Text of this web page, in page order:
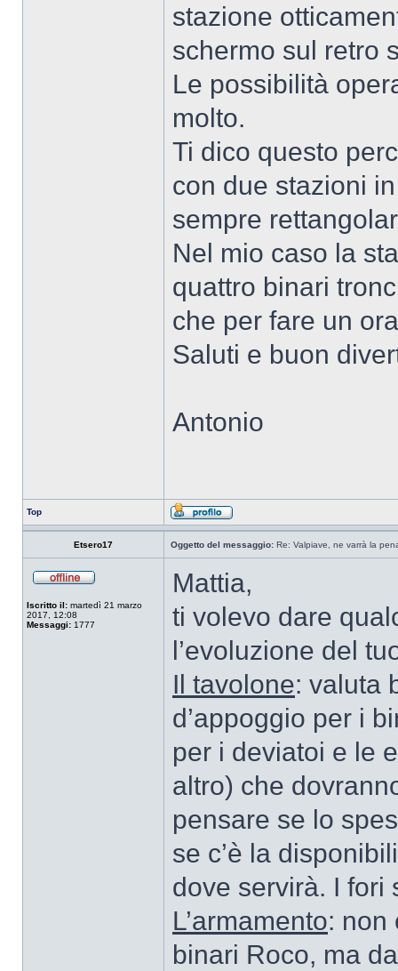
stazione
schermo sul retro
Le possibilità
molto.
Ti dico questo
con due stazioni
sempre
Nel mio caso la
quattro binari
che per fare un
Saluti e buon
Antonio
Top
Etsero17 Oggetto del messaggio: Re: Valpiave, ne varrà la
Iscritto il: martedì 21 marzo
2017, 12:08
Messaggi: 1777
Mattia,
ti volevo dare
l’evoluzione del
Il tavolone: valuta
d’appoggio per i
per i deviatoi e le
altro) che
pensare se lo
se c’è la
dove servirà. I fori
L’armamento: non
binari Roco, ma